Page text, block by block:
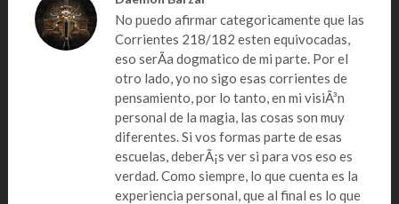
No puedo afirmar categoricamente que las
Corrientes 218/182 esten equivocadas,
eso serÃ­a dogmatico de mi parte. Por el
otro lado, yo no sigo esas corrientes de
pensamiento, por lo tanto, en mi visiÃ³n
personal de la magia, las cosas son muy
diferentes. Si vos formas parte de esas
escuelas, deberÃ¡s ver si para vos eso es
verdad. Como siempre, lo que cuenta es la
experiencia personal, que al final es lo que